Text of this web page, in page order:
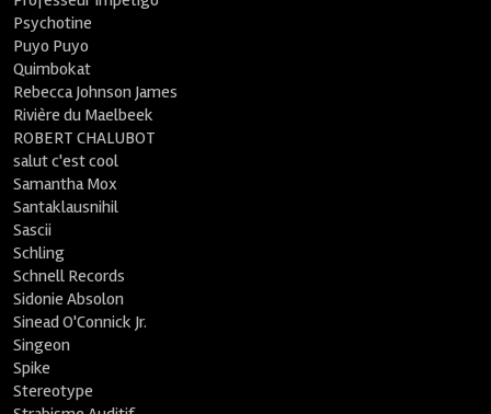
Psychotine
Puyo Puyo
Quimbokat
Rebecca Johnson James
Rivière du Maelbeek
ROBERT CHALUBOT
salut c'est cool
Samantha Mox
Santaklausnihil
Sascii
Schling
Schnell Records
Sidonie Absolon
Sinead O'Connick Jr.
Singeon
Spike
Stereotype